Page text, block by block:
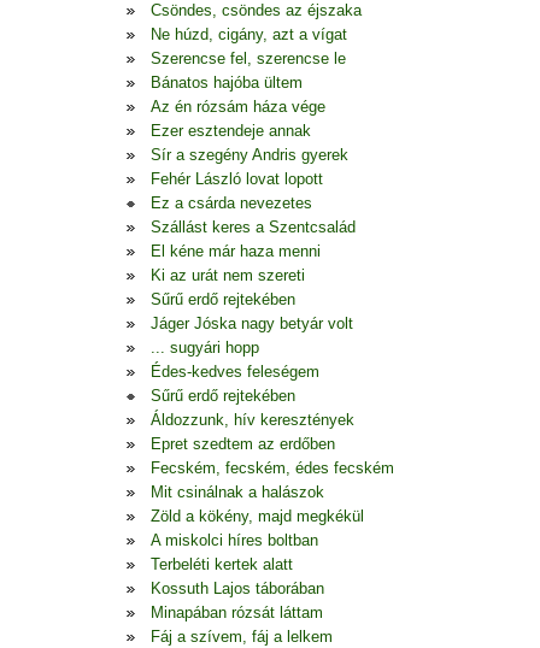
Csöndes, csöndes az éjszaka
Ne húzd, cigány, azt a vígat
Szerencse fel, szerencse le
Bánatos hajóba ültem
Az én rózsám háza vége
Ezer esztendeje annak
Sír a szegény Andris gyerek
Fehér László lovat lopott
Ez a csárda nevezetes
Szállást keres a Szentcsalád
El kéne már haza menni
Ki az urát nem szereti
Sűrű erdő rejtekében
Jáger Jóska nagy betyár volt
... sugyári hopp
Édes-kedves feleségem
Sűrű erdő rejtekében
Áldozzunk, hív keresztények
Epret szedtem az erdőben
Fecském, fecském, édes fecském
Mit csinálnak a halászok
Zöld a kökény, majd megkékül
A miskolci híres boltban
Terbeléti kertek alatt
Kossuth Lajos táborában
Minapában rózsát láttam
Fáj a szívem, fáj a lelkem